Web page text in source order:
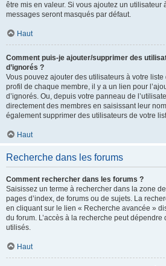
être mis en valeur. Si vous ajoutez un utilisateur
messages seront masqués par défaut.
Haut
Comment puis-je ajouter/supprimer des
d’ignorés ?
Vous pouvez ajouter des utilisateurs à votre
profil de chaque membre, il y a un lien pour
d’ignorés. Ou, depuis votre panneau de
directement des membres en saisissant leur
également supprimer des utilisateurs de votre
Haut
Recherche dans les forums
Comment rechercher dans les forums ?
Saisissez un terme à rechercher dans la zone
pages d’index, de forums ou de sujets. La
en cliquant sur le lien « Recherche avancée »
du forum. L’accès à la recherche peut
utilisés.
Haut